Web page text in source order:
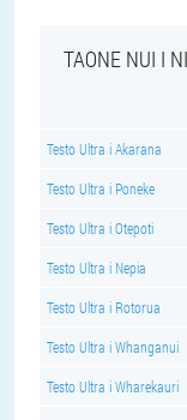
TAONE NUI I
Testo Ultra i Akarana
Testo Ultra i Poneke
Testo Ultra i Otepoti
Testo Ultra i Nepia
Testo Ultra i Rotorua
Testo Ultra i Whanganui
Testo Ultra i Wharekauri